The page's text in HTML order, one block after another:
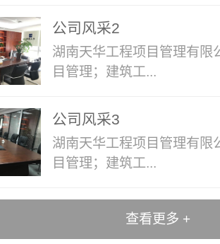
公司风采2
湖南天华工程项目管理有限
目管理；建筑工...
公司风采3
湖南天华工程项目管理有限
目管理；建筑工...
查看更多 +